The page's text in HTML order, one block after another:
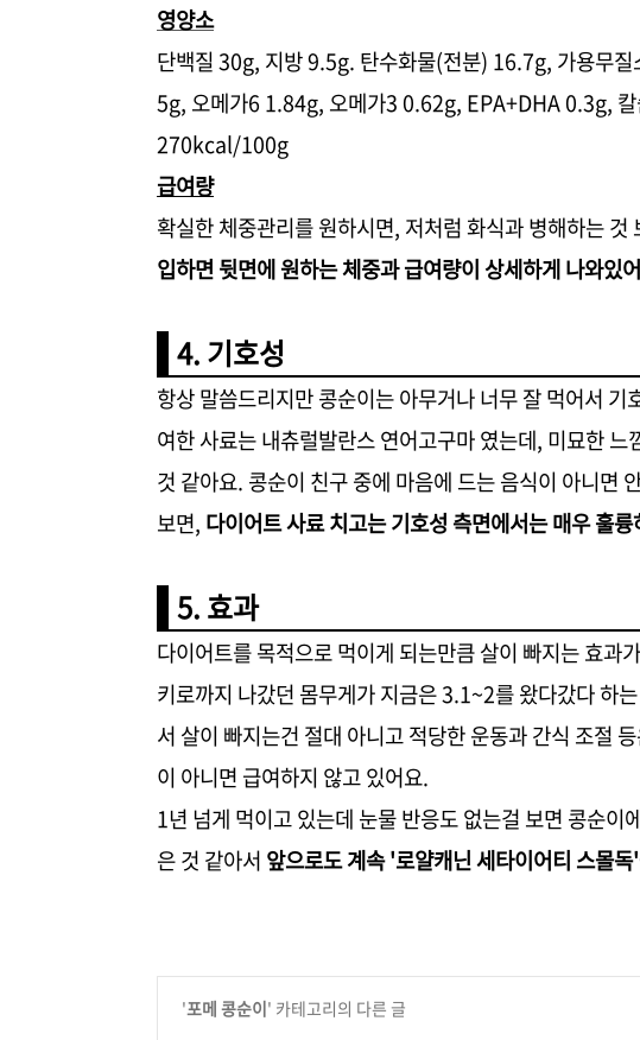
영양소
단백질 30g, 지방 9.5g. 탄수화물(전분) 16.7g, 가용무
5g, 오메가6 1.84g, 오메가3 0.62g, EPA+DHA 0.3g,
270kcal/100g
급여량
확실한 체중관리를 원하시면, 저처럼 화식과 병해하는
입하면 뒷면에 원하는 체중과 급여량이 상세하게 나와있
4. 기호성
항상 말씀드리지만 콩순이는 아무거나 너무 잘 먹어서
여한 사료는 내츄럴발란스 연어고구마 였는데, 미묘한
것 같아요. 콩순이 친구 중에 마음에 드는 음식이 아니면
보면, 다이어트 사료 치고는 기호성 측면에서는 매우 훌
5. 효과
다이어트를 목적으로 먹이게 되는만큼 살이 빠지는 효과
키로까지 나갔던 몸무게가 지금은 3.1~2를 왔다갔다 하
서 살이 빠지는건 절대 아니고 적당한 운동과 간식 조절
이 아니면 급여하지 않고 있어요.
1년 넘게 먹이고 있는데 눈물 반응도 없는걸 보면 콩순
은 것 같아서 앞으로도 계속 '로얄캐닌 세타이어티 스몰
'포메 콩순이' 카테고리의 다른 글